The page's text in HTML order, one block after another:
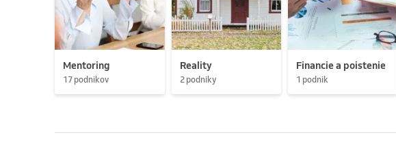
Mentoring
17 podnikov
Reality
2 podniky
Financie a poistenie
1 podnik